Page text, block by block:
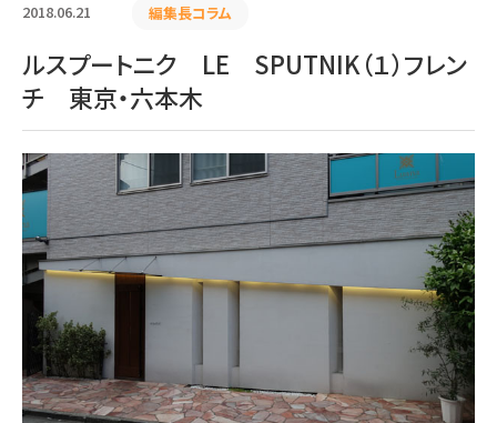
2018.06.21 編集長コラム
ルスプートニク LE SPUTNIK（１）フレン
チ 東京・六本木